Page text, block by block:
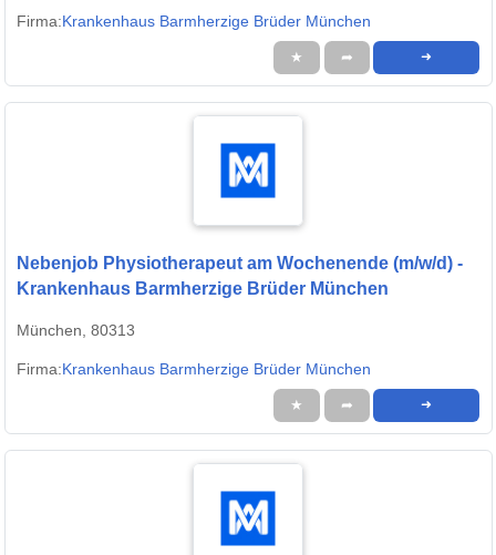
Firma:Krankenhaus Barmherzige Brüder München
★ ➦ ➜
Nebenjob Physiotherapeut am Wochenende (m/w/d) -
Krankenhaus Barmherzige Brüder München
München, 80313
Firma:Krankenhaus Barmherzige Brüder München
★ ➦ ➜